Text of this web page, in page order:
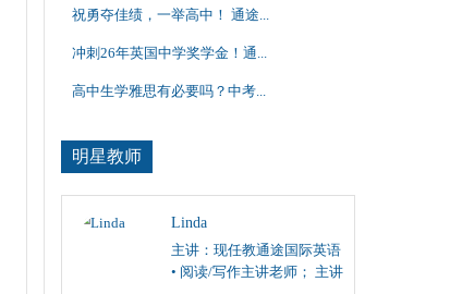
祝勇夺佳绩，一举高中！ 通途...
冲刺26年英国中学奖学金！通...
高中生学雅思有必要吗？中考...
明星教师
Linda
主讲：现任教通途国际英语
• 阅读/写作主讲老师； 主讲